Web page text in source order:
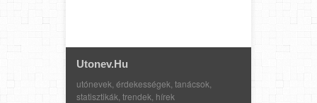
Utonev.hu
utónevek, érdekességek, tanácsok,
statisztikák, trendek, hírek